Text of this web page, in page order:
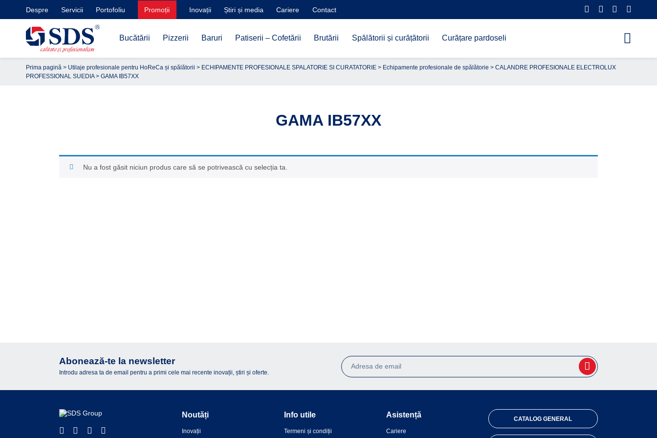
Despre Servicii Portofoliu Promoții Inovații Știri și media Cariere Contact
Bucătării Pizzerii Baruri Patiserii – Cofetării Brutării Spălătorii și curățătorii Curățare pardoseli
Prima pagină > Utilaje profesionale pentru HoReCa și spălătorii > ECHIPAMENTE PROFESIONALE SPALATORIE SI CURATATORIE> Echipamente profesionale de spălătorie > CALANDRE PROFESIONALE ELECTROLUX
PROFESSIONAL SUEDIA> GAMA IB57XX
GAMA IB57XX
Nu a fost găsit niciun produs care să se potrivească cu selecția ta.
Abonează-te la newsletter
Introdu adresa ta de email pentru a primi cele mai recente inovații, știri și oferte.
Noutăți
Inovații
Info utile
Termeni și condiții
Asistență
Cariere
CATALOG GENERAL